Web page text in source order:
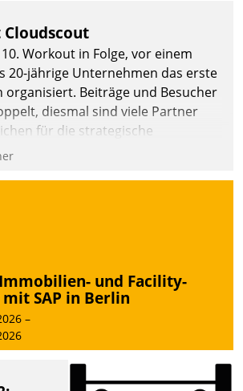
es
Workout in Folge, vor einem
20-jährige Unternehmen das erste
Beiträge und Besucher
diesmal sind viele Partner
für die strategische
Kunden.
und Facility-
SAP in Berlin
–